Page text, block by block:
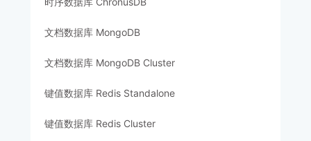
文档数据库 MongoDB
文档数据库 MongoDB Cluster
键值数据库 Redis Standalone
键值数据库 Redis Cluster